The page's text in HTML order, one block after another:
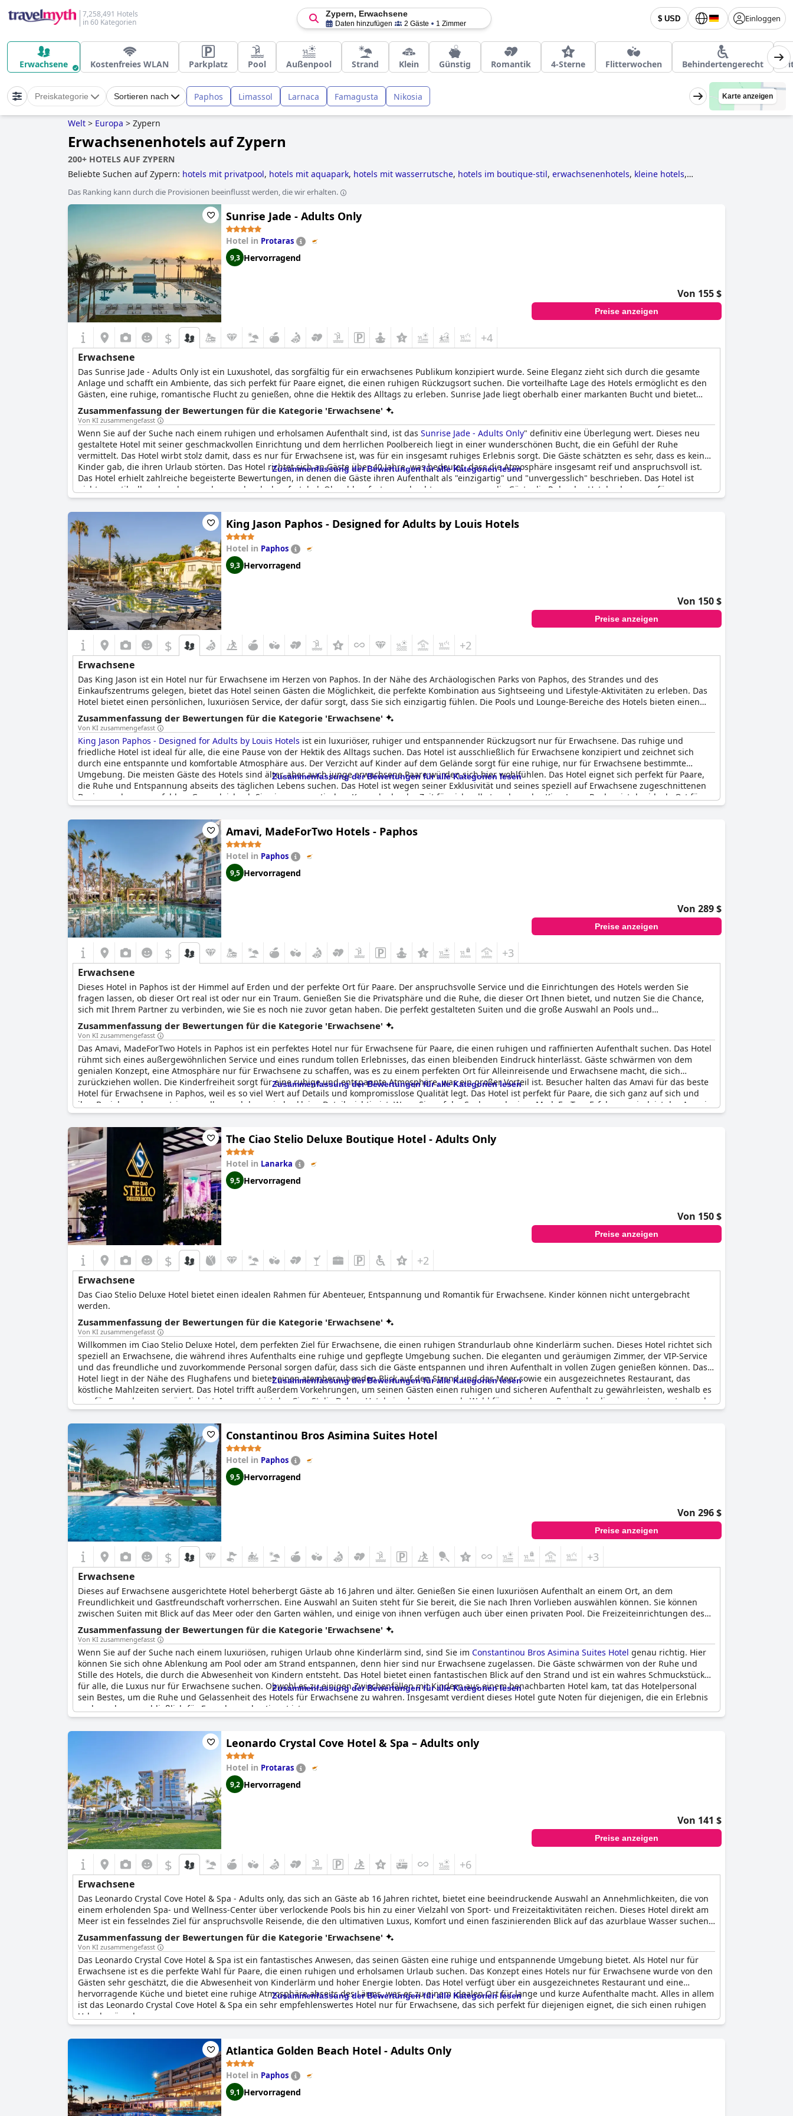
7,258,491 Hotels
in 60 Kategorien
$ USD Einloggen
Zypern, Erwachsene
Daten hinzufügen 2 Gäste 1 Zimmer
Erwachsene Kostenfreies WLAN Parkplatz Pool Außenpool Strand Klein Günstig Romantik 4-Sterne Flitterwochen Behindertengerecht
Preiskategorie Sortieren nach Paphos Limassol Larnaca Famagusta Nikosia Karte anzeigen
Welt > Europa > Zypern
Erwachsenenhotels auf Zypern
200+ HOTELS AUF ZYPERN
Beliebte Suchen auf Zypern: hotels mit privatpool, hotels mit aquapark, hotels mit wasserrutsche, hotels im boutique-stil, erwachsenenhotels, kleine hotels,
Das Ranking kann durch die Provisionen beeinflusst werden, die wir erhalten.
Sunrise Jade - Adults Only
Hotel in Protaras
9,3 Hervorragend
Von 155 $
Preise anzeigen
$ +4
Erwachsene
Das Sunrise Jade - Adults Only ist ein Luxushotel, das sorgfältig für ein erwachsenes Publikum konzipiert wurde. Seine Eleganz zieht sich durch die gesamte
Anlage und schafft ein Ambiente, das sich perfekt für Paare eignet, die einen ruhigen Rückzugsort suchen. Die vorteilhafte Lage des Hotels ermöglicht es den
Gästen, eine ruhige, romantische Flucht zu genießen, ohne die Hektik des Alltags zu erleben. Sunrise Jade liegt oberhalb einer markanten Bucht und bietet
seinen Gästen einen ungehinderten Blick auf das azurblaue Wasser. Eine idyllische Sandbucht befindet sich nur einen kurzen Spaziergang vom Hotel entfernt
und bietet einen sicheren Zugang zur Bucht für alle, die gerne schwimmen oder schnorcheln möchten. Die Unterkünfte im Sunrise Jade bieten entweder einen
Blick auf die verführerische Insel oder auf das grenzenlose Meer, was das Gesamterlebnis noch verstärkt.
Zusammenfassung der Bewertungen für die Kategorie 'Erwachsene'
Von KI zusammengefasst
Wenn Sie auf der Suche nach einem ruhigen und erholsamen Aufenthalt sind, ist das Sunrise Jade - Adults Only" definitiv eine Überlegung wert. Dieses neu
gestaltete Hotel mit seiner geschmackvollen Einrichtung und dem herrlichen Poolbereich liegt in einer wunderschönen Bucht, die ein Gefühl der Ruhe
vermittelt. Das Hotel wirbt stolz damit, dass es nur für Erwachsene ist, was für ein insgesamt ruhiges Erlebnis sorgt. Die Gäste schätzten es sehr, dass es keine
Kinder gab, die ihren Urlaub störten. Das Hotel richtet sich an Gäste über 40 Jahre, was bedeutet, dass die Atmosphäre insgesamt reif und anspruchsvoll ist.
Das Hotel erhielt zahlreiche begeisterte Bewertungen, in denen die Gäste ihren Aufenthalt als "einzigartig" und "unvergesslich" beschrieben. Das Hotel ist
nicht nur stilvoll und sauber, sondern auch sehr komfortabel. Obwohl es fast ausgebucht war, genossen die Gäste die Ruhe des Hotels, da es nur für
Erwachsene zugänglich ist. Wenn Sie auf der Suche nach einem perfekten Ort zum Entspannen und Genießen Ihres Urlaubs sind, ist das "Sunrise Jade - Adults
Only" auf jeden Fall einen Besuch wert.
Zusammenfassung der Bewertungen für alle Kategorien lesen
King Jason Paphos - Designed for Adults by Louis Hotels
Hotel in Paphos
9,3 Hervorragend
Von 150 $
Preise anzeigen
$ +2
Erwachsene
Das King Jason ist ein Hotel nur für Erwachsene im Herzen von Paphos. In der Nähe des Archäologischen Parks von Paphos, des Strandes und des
Einkaufszentrums gelegen, bietet das Hotel seinen Gästen die Möglichkeit, die perfekte Kombination aus Sightseeing und Lifestyle-Aktivitäten zu erleben. Das
Hotel bietet einen persönlichen, luxuriösen Service, der dafür sorgt, dass Sie sich einzigartig fühlen. Die Pools und Lounge-Bereiche des Hotels bieten einen
idealen Rahmen, um sich auszutauschen und dem Alltagsstress zu entfliehen. Das einladende und ruhige Ambiente, der Komfort und der Charme der Zimmer
sowie die vorteilhafte Lage des Hotels machen Ihren Aufenthalt zu einem unvergesslichen Erlebnis.
Zusammenfassung der Bewertungen für die Kategorie 'Erwachsene'
Von KI zusammengefasst
King Jason Paphos - Designed for Adults by Louis Hotels ist ein luxuriöser, ruhiger und entspannender Rückzugsort nur für Erwachsene. Das ruhige und
friedliche Hotel ist ideal für alle, die eine Pause von der Hektik des Alltags suchen. Das Hotel ist ausschließlich für Erwachsene konzipiert und zeichnet sich
durch eine entspannte und komfortable Atmosphäre aus. Der Verzicht auf Kinder auf dem Gelände sorgt für eine ruhige, nur für Erwachsene bestimmte
Umgebung. Die meisten Gäste des Hotels sind älter, aber auch junge erwachsene Paare würden sich hier wohlfühlen. Das Hotel eignet sich perfekt für Paare,
die Ruhe und Entspannung abseits des täglichen Lebens suchen. Das Hotel ist wegen seiner Exklusivität und seines speziell auf Erwachsene zugeschnittenen
Designs sehr zu empfehlen. Ganz gleich, ob Sie einen romantischen Kurzurlaub oder Zeit für sich selbst suchen, das King Jason Paphos ist der ideale Ort für
eine beruhigende und angenehme Erfahrung.
Zusammenfassung der Bewertungen für alle Kategorien lesen
Amavi, MadeForTwo Hotels - Paphos
Hotel in Paphos
9,5 Hervorragend
Von 289 $
Preise anzeigen
$ +3
Erwachsene
Dieses Hotel in Paphos ist der Himmel auf Erden und der perfekte Ort für Paare. Der anspruchsvolle Service und die Einrichtungen des Hotels werden Sie
fragen lassen, ob dieser Ort real ist oder nur ein Traum. Genießen Sie die Privatsphäre und die Ruhe, die dieser Ort Ihnen bietet, und nutzen Sie die Chance,
sich mit Ihrem Partner zu verbinden, wie Sie es noch nie zuvor getan haben. Die perfekt gestalteten Suiten und die große Auswahl an Pools und
Wellnessangeboten des Hotels garantieren Ihnen einen angenehmen Aufenthalt. Die Bars und Restaurants des Hotels servieren Ihnen ein köstliches Getränk
oder eine Mahlzeit, die Sie mit Blick auf das Ägäische Meer und der Meeresbrise genießen können.
Zusammenfassung der Bewertungen für die Kategorie 'Erwachsene'
Von KI zusammengefasst
Das Amavi, MadeForTwo Hotels in Paphos ist ein perfektes Hotel nur für Erwachsene für Paare, die einen ruhigen und raffinierten Aufenthalt suchen. Das Hotel
rühmt sich eines außergewöhnlichen Service und eines rundum tollen Erlebnisses, das einen bleibenden Eindruck hinterlässt. Gäste schwärmen von dem
genialen Konzept, eine Atmosphäre nur für Erwachsene zu schaffen, was es zu einem perfekten Ort für Alleinreisende und Erwachsene macht, die sich
zurückziehen wollen. Die Kinderfreiheit sorgt für eine ruhige und entspannte Atmosphäre, was ein großer Vorteil ist. Besucher halten das Amavi für das beste
Hotel für Erwachsene in Paphos, weil es so viel Wert auf Details und kompromisslose Qualität legt. Das Hotel ist perfekt für Paare, die sich ganz auf sich und
ihre Beziehung konzentrieren wollen und denen jedes kleine Detail wichtig ist. Wenn Sie auf der Suche nach einer MadeForTwo-Erfahrung sind, ist das Amavi
der richtige Ort für Sie.
Zusammenfassung der Bewertungen für alle Kategorien lesen
The Ciao Stelio Deluxe Boutique Hotel - Adults Only
Hotel in Lanarka
9,5 Hervorragend
Von 150 $
Preise anzeigen
$ +2
Erwachsene
Das Ciao Stelio Deluxe Hotel bietet einen idealen Rahmen für Abenteuer, Entspannung und Romantik für Erwachsene. Kinder können nicht untergebracht
werden.
Zusammenfassung der Bewertungen für die Kategorie 'Erwachsene'
Von KI zusammengefasst
Willkommen im Ciao Stelio Deluxe Hotel, dem perfekten Ziel für Erwachsene, die einen ruhigen Strandurlaub ohne Kinderlärm suchen. Dieses Hotel richtet sich
speziell an Erwachsene, die während ihres Aufenthalts eine ruhige und gepflegte Umgebung suchen. Die eleganten und geräumigen Zimmer, der VIP-Service
und das freundliche und zuvorkommende Personal sorgen dafür, dass sich die Gäste entspannen und ihren Aufenthalt in vollen Zügen genießen können. Das
Hotel liegt in der Nähe des Flughafens und bietet einen atemberaubenden Blick auf den Strand und das Meer sowie ein ausgezeichnetes Restaurant, das
köstliche Mahlzeiten serviert. Das Hotel trifft außerdem Vorkehrungen, um seinen Gästen einen ruhigen und sicheren Aufenthalt zu gewährleisten, weshalb es
nur für Erwachsene zugänglich ist. Insgesamt ist das Ciao Stelio Deluxe Hotel eine hervorragende Wahl für erwachsene Reisende, die einen entspannten und
luxuriösen Urlaub verbringen möchten.
Zusammenfassung der Bewertungen für alle Kategorien lesen
Constantinou Bros Asimina Suites Hotel
Hotel in Paphos
9,5 Hervorragend
Von 296 $
Preise anzeigen
$ +3
Erwachsene
Dieses auf Erwachsene ausgerichtete Hotel beherbergt Gäste ab 16 Jahren und älter. Genießen Sie einen luxuriösen Aufenthalt an einem Ort, an dem
Freundlichkeit und Gastfreundschaft vorherrschen. Eine Auswahl an Suiten steht für Sie bereit, die Sie nach Ihren Vorlieben auswählen können. Sie können
zwischen Suiten mit Blick auf das Meer oder den Garten wählen, und einige von ihnen verfügen auch über einen privaten Pool. Die Freizeiteinrichtungen des
Hotels und das Spa werden Sie beschäftigen, sich verwöhnen lassen und eine gute Zeit haben.
Zusammenfassung der Bewertungen für die Kategorie 'Erwachsene'
Von KI zusammengefasst
Wenn Sie auf der Suche nach einem luxuriösen, ruhigen Urlaub ohne Kinderlärm sind, sind Sie im Constantinou Bros Asimina Suites Hotel genau richtig. Hier
können Sie sich ohne Ablenkung am Pool oder am Strand entspannen, denn hier sind nur Erwachsene zugelassen. Die Gäste schwärmen von der Ruhe und
Stille des Hotels, die durch die Abwesenheit von Kindern entsteht. Das Hotel bietet einen fantastischen Blick auf den Strand und ist ein wahres Schmuckstück
für alle, die Luxus nur für Erwachsene suchen. Obwohl es zu einigen Zwischenfällen mit Kindern aus einem benachbarten Hotel kam, tat das Hotelpersonal
sein Bestes, um die Ruhe und Gelassenheit des Hotels für Erwachsene zu wahren. Insgesamt verdient dieses Hotel gute Noten für diejenigen, die ein Erlebnis
suchen, das ausschließlich für Erwachsene bestimmt ist.
Zusammenfassung der Bewertungen für alle Kategorien lesen
Leonardo Crystal Cove Hotel & Spa – Adults only
Hotel in Protaras
9,2 Hervorragend
Von 141 $
Preise anzeigen
$ +6
Erwachsene
Das Leonardo Crystal Cove Hotel & Spa - Adults only, das sich an Gäste ab 16 Jahren richtet, bietet eine beeindruckende Auswahl an Annehmlichkeiten, die von
einem erholenden Spa- und Wellness-Center über verlockende Pools bis hin zu einer Vielzahl von Sport- und Freizeitaktivitäten reichen. Dieses Hotel direkt am
Meer ist ein fesselndes Ziel für anspruchsvolle Reisende, die den ultimativen Luxus, Komfort und einen faszinierenden Blick auf das azurblaue Wasser suchen.
Das Hotel verfügt auch über zwei einzigartige Bars - die elegante Ariadne Lounge Bar und die zwanglose, aber belebende Thetis Pool Bar. Ganz gleich, ob die
Gäste Lust auf einen Wein, ein Bier, einen Cocktail oder einen leichten Snack haben, sie finden es in dem raffinierten Ambiente dieser Lokale, die ihrem
Aufenthalt einen Hauch von Klasse und Komfort verleihen.
Zusammenfassung der Bewertungen für die Kategorie 'Erwachsene'
Von KI zusammengefasst
Das Leonardo Crystal Cove Hotel & Spa ist ein fantastisches Anwesen, das seinen Gästen eine ruhige und entspannende Umgebung bietet. Als Hotel nur für
Erwachsene ist es die perfekte Wahl für Paare, die einen ruhigen und erholsamen Urlaub suchen. Das Konzept eines Hotels nur für Erwachsene wurde von den
Gästen sehr geschätzt, die die Abwesenheit von Kinderlärm und hoher Energie lobten. Das Hotel verfügt über ein ausgezeichnetes Restaurant und eine
hervorragende Küche und bietet eine ruhige Atmosphäre abseits des Lärms, was es zu einem idealen Ort für lange und kurze Aufenthalte macht. Alles in allem
ist das Leonardo Crystal Cove Hotel & Spa ein sehr empfehlenswertes Hotel nur für Erwachsene, das sich perfekt für diejenigen eignet, die sich einen ruhigen
Urlaub wünschen.
Zusammenfassung der Bewertungen für alle Kategorien lesen
Atlantica Golden Beach Hotel - Adults Only
Hotel in Paphos
9,1 Hervorragend